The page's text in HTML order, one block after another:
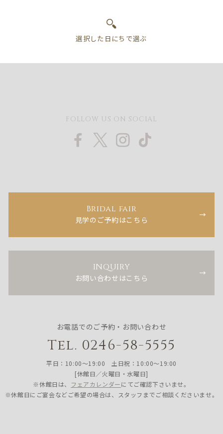
FOLLOW US ON SOCIAL
Bridal fair
見学のご予約はこちら
INQUIRY
お問い合わせはこちら
お電話でのご予約・お問い合わせ
Tel. 0246-58-5555
平日：10:00〜19:00 土日祝：10:00〜19:00
[休館日／火曜日・水曜日]
※休館日は、 フェアカレンダーにてご確認下さいませ。
※休館日にご宴会などご希望の場合は、スタッフまでご相談くださいませ。